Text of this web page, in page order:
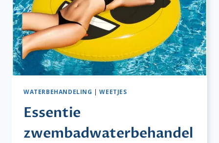
WATERBEHANDELING |WEETJES
Essentie
zwembadwaterbehandel